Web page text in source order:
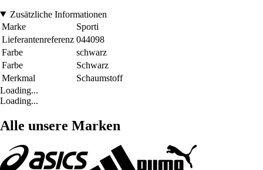
Zusätzliche Informationen
Marke
Sporti
Lieferantenreferenz 044098
Farbe
schwarz
Farbe
Schwarz
Merkmal
Schaumstoff
Loading...
Loading...
Alle unsere Marken